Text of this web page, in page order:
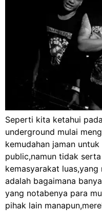
Seperti kita ketahui
underground mulai
kemudahan jaman
public,namun tidak
kemasyarakat
adalah bagaimana
yang notabenya para
pihak lain